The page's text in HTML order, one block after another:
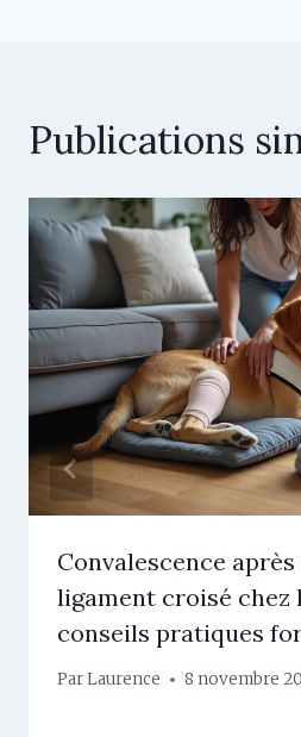
Publications
Convalescence
ligament croisé chez
conseils pratiques
ParLaurence 8 novembre